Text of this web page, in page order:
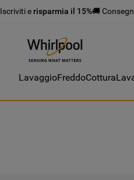
Iscriviti e risparmia il 15%🚚
LavaggioFreddoCottura